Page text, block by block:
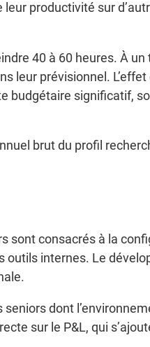
productivité sur
40 à 60 heures. À un
leur prévisionnel.
budgétaire significatif,
brut du profil
sont consacrés à la
outils internes. Le
dont
sur le P&L, qui